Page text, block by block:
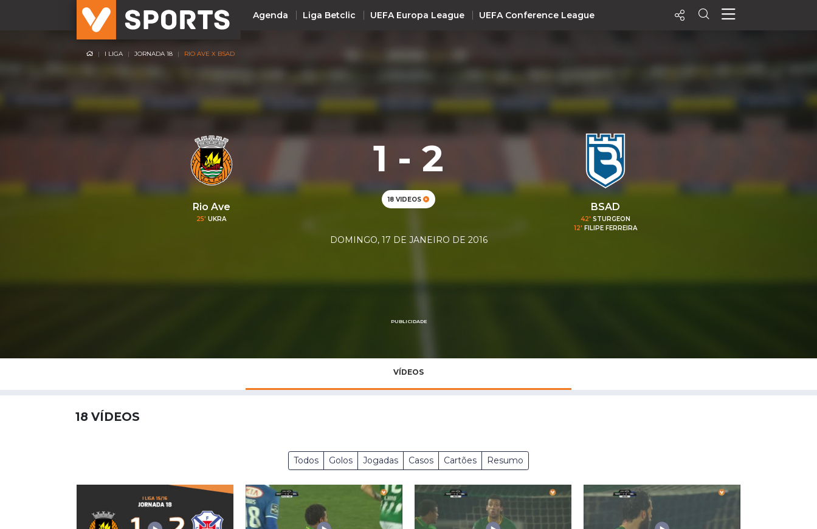
Agenda Liga Betclic UEFA Europa League UEFA Conference League
+ Recentes Filtrar
NACIONAL INTERNACIONAL
Premier League
Bundesliga
Ligue 1
Agenda
Vídeos
Notícias
Playlists
MatchStories
I LIGA JORNADA 18 RIO AVE X BSAD
Rio Ave
25' UKRA
1 - 2
18 VIDEOS
BSAD
42' STURGEON
12' FILIPE FERREIRA
DOMINGO, 17 DE JANEIRO DE 2016
PUBLICIDADE
VÍDEOS
18 VÍDEOS
Todos Golos Jogadas Casos Cartões Resumo